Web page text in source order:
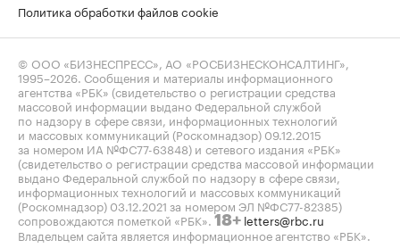
Политика обработки файлов cookie
© ООО «БИЗНЕСПРЕСС», АО «РОСБИЗНЕСКОНСАЛТИНГ»,
1995–2026 . Сообщения и материалы информационного
агентства «РБК» (свидетельство о регистрации средства
массовой информации выдано Федеральной службой
по надзору в сфере связи, информационных технологий
и массовых коммуникаций (Роскомнадзор) 09.12.2015
за номером ИА №ФС77-63848) и сетевого издания «РБК»
(свидетельство о регистрации средства массовой информации
выдано Федеральной службой по надзору в сфере связи,
информационных технологий и массовых коммуникаций
(Роскомнадзор) 03.12.2021 за номером ЭЛ №ФС77-82385)
сопровождаются пометкой «РБК». 18+ letters@rbc.ru
Владельцем сайта является информационное агентство «РБК».